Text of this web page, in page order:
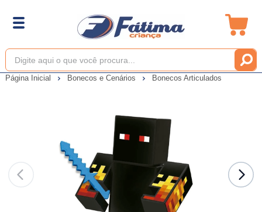
Página Inicial Bonecos e Cenários Bonecos Articulados